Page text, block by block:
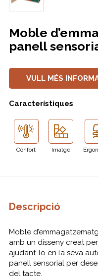
Moble
panell
VULL MÉS
Característiques
Confort Imatge
Descripció
Moble
amb un disseny creat
ajudant-lo en la seva
panell sensorial per
del tacte.